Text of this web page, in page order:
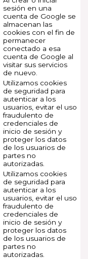
sesión en una
cuenta de Google se
almacenan las
cookies con el fin de
permanecer
conectado a esa
cuenta de Google al
visitar sus servicios
de nuevo.
Utilizamos cookies
de seguridad para
autenticar a los
usuarios, evitar el uso
fraudulento de
credenciales de
inicio de sesión y
proteger los datos
de los usuarios de
partes no
autorizadas.
Utilizamos cookies
de seguridad para
autenticar a los
usuarios, evitar el uso
fraudulento de
credenciales de
inicio de sesión y
proteger los datos
de los usuarios de
partes no
autorizadas.